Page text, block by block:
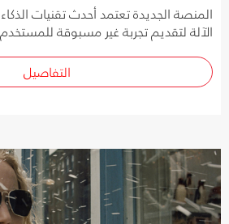
المنصة الجديدة تعتمد أحدث تقنيات
الآلة لتقديم تجربة غير مسبوقة للمستخدم
التفاصيل